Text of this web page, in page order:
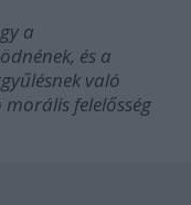
a
és a
való
felelősség